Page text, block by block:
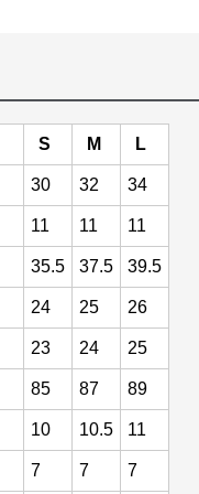
S M L
30 32 34
11 11 11
35.5 37.5 39.5
24 25 26
23 24 25
85 87 89
10 10.5 11
7 7 7